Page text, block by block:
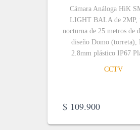
Cámara Análoga HiK
LIGHT BALA de 2MP,
nocturna de 25 metros de
diseño Domo (torreta),
2.8mm plástico IP67
CCTV
$ 109.900